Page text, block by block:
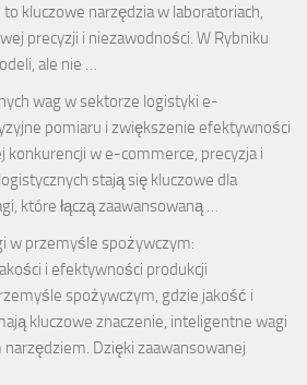
kluczowe narzędzia w laboratoriach,
precyzji i niezawodności. W Rybniku
ale nie …
wag w sektorze logistyki e-
pomiaru i zwiększenie efektywności
konkurencji w e-commerce, precyzja i
stają się kluczowe dla
które łączą zaawansowaną …
w przemyśle spożywczym:
i efektywności produkcji
spożywczym, gdzie jakość i
kluczowe znaczenie, inteligentne wagi
Dzięki zaawansowanej